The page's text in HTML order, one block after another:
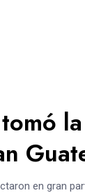
en gran